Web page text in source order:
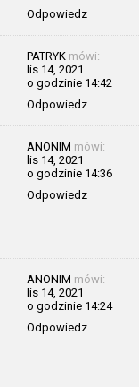
Odpowiedz
PATRYK mówi:
lis 14, 2021
o godzinie 14:42
Odpowiedz
ANONIM mówi:
lis 14, 2021
o godzinie 14:36
Odpowiedz
ANONIM mówi:
lis 14, 2021
o godzinie 14:24
Odpowiedz